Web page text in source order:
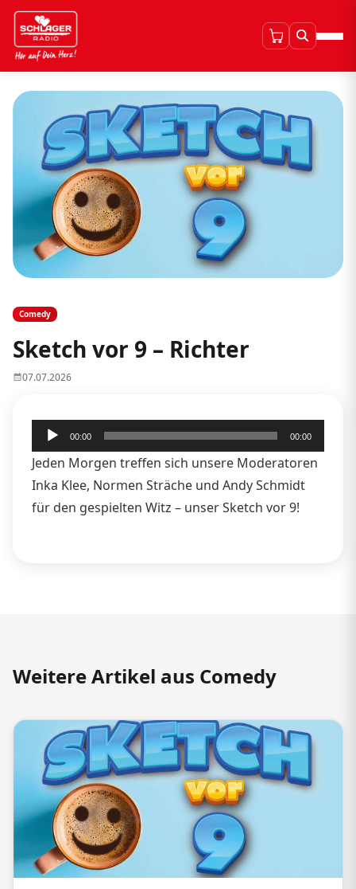
Comedy
Sketch vor 9 – Richter
07.07.2026
Audio-
Player
00:00 00:00
Jeden Morgen treffen sich unsere Moderatoren
Inka Klee, Normen Sträche und Andy Schmidt
für den gespielten Witz – unser Sketch vor 9!
Weitere Artikel aus Comedy